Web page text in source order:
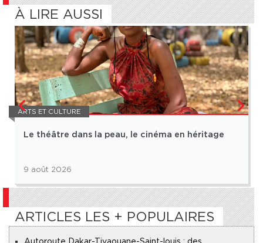
À LIRE AUSSI
ARTS ET CULTURE
Le théâtre dans la peau, le cinéma en héritage
9 août 2026
ARTICLES LES + POPULAIRES